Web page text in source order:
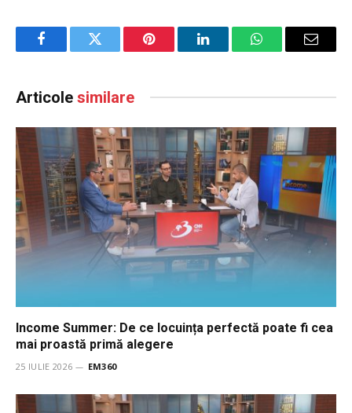
FacebookTwitter Pinterest LinkedInWhatsAppEmail
Articole similare
Income Summer: De ce locuința perfectă poate fi cea
mai proastă primă alegere
25 IULIE 2026 EM360